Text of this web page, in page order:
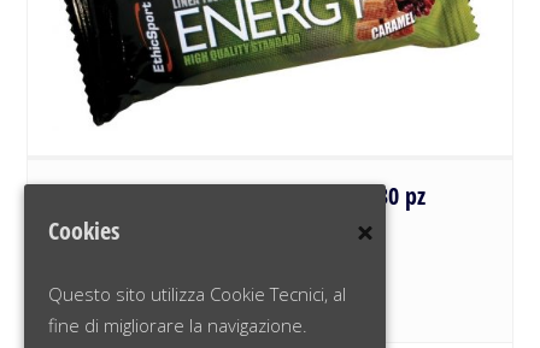
ENERGY CARAMEL – box da 30 pz
Acquista
Cookies
Questo sito utilizza Cookie Tecnici, al
fine di migliorare la navigazione.